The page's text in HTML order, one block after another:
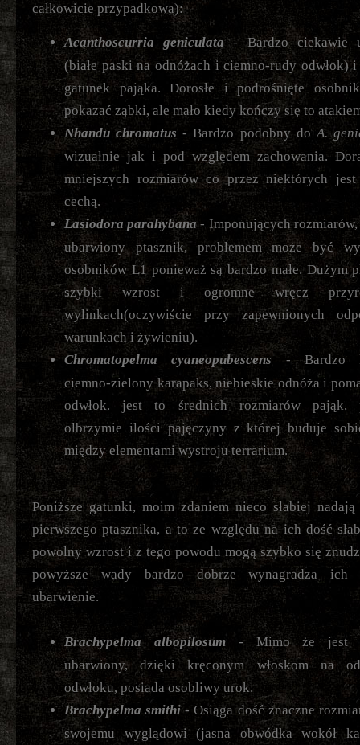
całkowicie przypadkowa):
Acanthoscurria geniculata- Bardzo ciekawie
(białe paski na odnóżach i ciemno-rudy odwłok) i
gatunek pająka. Dorosłe i podrośnięte
pokazać ząbki, ale mało kiedy kończy się to
Nhandu chromatus - Bardzo podobny doA.
wizualnie jak i pod względem zachowania.
mniejszych rozmiarów co przez niektórych jest
cechą.
Lasiodora parahybana - Imponujących
ubarwiony ptasznik, problemem może być
osobników L1 ponieważ są bardzo małe. Dużym
szybki wzrost i ogromne wręcz
wylinkach(oczywiście przy zapewnionych
warunkach i żywieniu).
Chromatopelma cyaneopubescens - Bardzo
ciemno-zielony karapaks, niebieskie odnóża i
odwłok. jest to średnich rozmiarów pająk,
olbrzymie ilości pajęczyny z której buduje
między elementami wystroju terrarium.
Poniższe gatunki, moim zdaniem nieco słabiej
pierwszego ptasznika, a to ze względu na ich dość
powolny wzrost i z tego powodu mogą szybko się
powyższe wady bardzo dobrze wynagradza ich
ubarwienie.
Brachypelma albopilosum- Mimo że jest
ubarwiony, dzięki kręconym włoskom na
odwłoku, posiada osobliwy urok.
Brachypelma smithi- Osiąga dość znaczne
swojemu wyglądowi (jasna obwódka wokół